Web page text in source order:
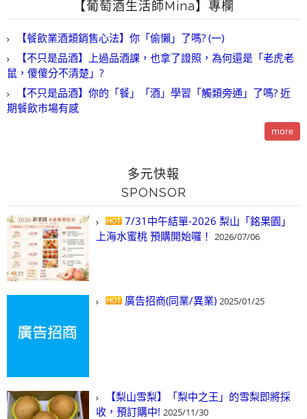
【葡萄酒生活師Mina】專欄
【餐飲業酒類銷售心法】你「偷懶」了嗎? (一)
【不只是品酒】上過品酒課，也拿了證照，為何還是「老虎老
鼠，傻傻分不清楚」?
【不只是品酒】你的「餐」「酒」學習「觸類旁通」了嗎? 近
期餐飲市場有感
more
多元快報
SPONSOR
7/31中午結單-2026 梨山「銘果園」
上海水蜜桃 預購開始囉！ 2026/07/06
廣告招商(同業/異業) 2025/01/25
【梨山雪梨】「梨中之王」的雪梨即將採
收，預訂購中! 2025/11/30